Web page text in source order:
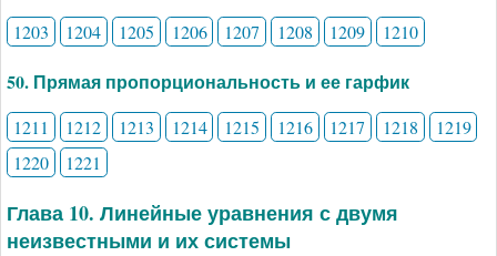
1203 1204 1205 1206 1207 1208 1209 1210
50. Прямая пропорциональность и ее гарфик
1211 1212 1213 1214 1215 1216 1217 1218
1219
1220
1221
Глава 10. Линейные уравнения с двумя
неизвестными и их системы